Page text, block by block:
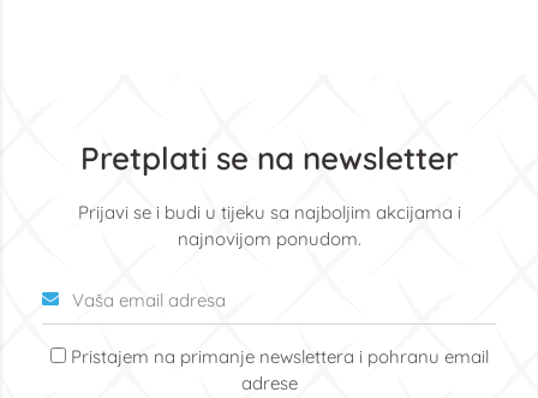
Pretplati se na newsletter
Prijavi se i budi u tijeku sa najboljim akcijama i
najnovijom ponudom.
Pristajem na primanje newslettera i pohranu email
adrese